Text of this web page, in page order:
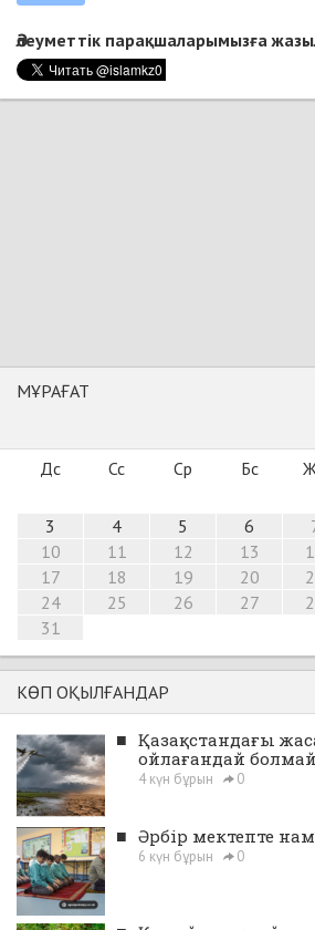
Әлеуметтік парақшаларымызға
МҰРАҒАТ
Дс Сс Ср Бс
3
4 5 6
10
11 12 13
17
18 19 20
24
25 26 27
31
КӨП ОҚЫЛҒАНДАР
■ Қазақстандағы
ойлағандай
4 күн бұрын 0
■ Әрбір мектепте
6 күн бұрын 0